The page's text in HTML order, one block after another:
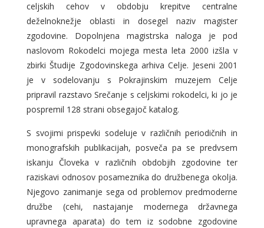
celjskih cehov v obdobju krepitve centralne
deželnoknežje oblasti in dosegel naziv magister
zgodovine. Dopolnjena magistrska naloga je pod
naslovom Rokodelci mojega mesta leta 2000 izšla v
zbirki Študije Zgodovinskega arhiva Celje. Jeseni 2001
je v sodelovanju s Pokrajinskim muzejem Celje
pripravil razstavo Srečanje s celjskimi rokodelci, ki jo je
pospremil 128 strani obsegajoč katalog.
S svojimi prispevki sodeluje v različnih periodičnih in
monografskih publikacijah, posveča pa se predvsem
iskanju Človeka v različnih obdobjih zgodovine ter
raziskavi odnosov posameznika do družbenega okolja.
Njegovo zanimanje sega od problemov predmoderne
družbe (cehi, nastajanje modernega državnega
upravnega aparata) do tem iz sodobne zgodovine